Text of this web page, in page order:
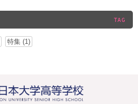
TAG
特集 (1)